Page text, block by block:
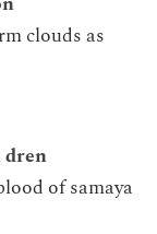
clouds as
dren
of samaya